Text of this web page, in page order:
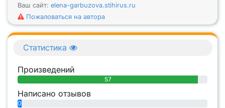
Ваш сайт: elena-garbuzova.stihirus.ru
Пожаловаться на автора
Статистика
Произведений
57
Написано отзывов
0